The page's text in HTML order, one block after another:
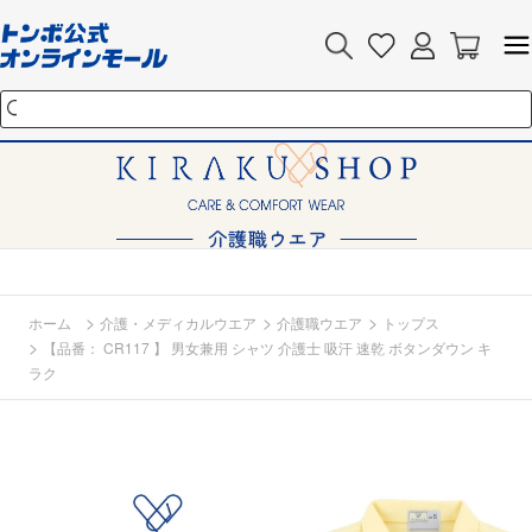
ホーム > 介護・メディカルウエア > 介護職ウエア > トップス
>
【品番： CR117 】 男女兼用 シャツ 介護士 吸汗 速乾 ボタンダウン キ
ラク